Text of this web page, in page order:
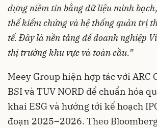
dựng niềm tin bằng dữ liệu minh
thể kiểm chứng và hệ thống quản trị
tế. Đây là nền tảng để doanh nghiệp
thị trường khu vực và toàn cầu.”
Meey Group hiện hợp tác với ARC
BSI và TUV NORD để chuẩn hóa
khai ESG và hướng tới kế hoạch
đoạn 2025–2026. Theo